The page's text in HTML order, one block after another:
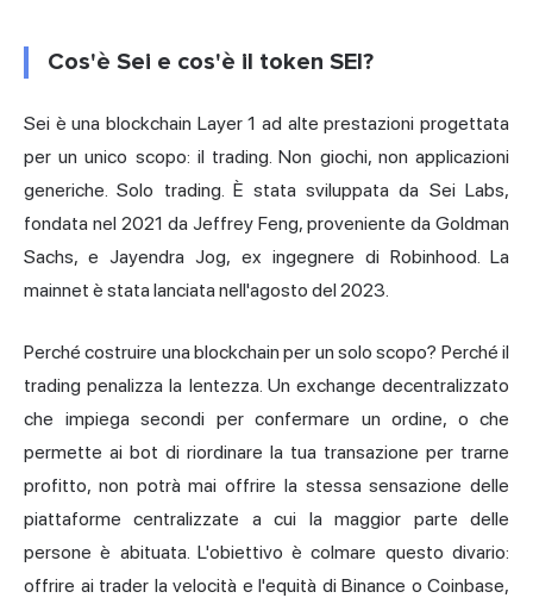
Cos'è Sei e cos'è il token SEI?
Sei è una blockchain Layer 1 ad alte prestazioni progettata
per un unico scopo: il trading. Non giochi, non applicazioni
generiche. Solo trading. È stata sviluppata da Sei Labs,
fondata nel 2021 da Jeffrey Feng, proveniente da Goldman
Sachs, e Jayendra Jog, ex ingegnere di Robinhood. La
mainnet è stata lanciata nell'agosto del 2023.
Perché costruire una blockchain per un solo scopo? Perché il
trading penalizza la lentezza. Un exchange decentralizzato
che impiega secondi per confermare un ordine, o che
permette ai bot di riordinare la tua transazione per trarne
profitto, non potrà mai offrire la stessa sensazione delle
piattaforme centralizzate a cui la maggior parte delle
persone è abituata. L'obiettivo è colmare questo divario:
offrire ai trader la velocità e l'equità di Binance o Coinbase,